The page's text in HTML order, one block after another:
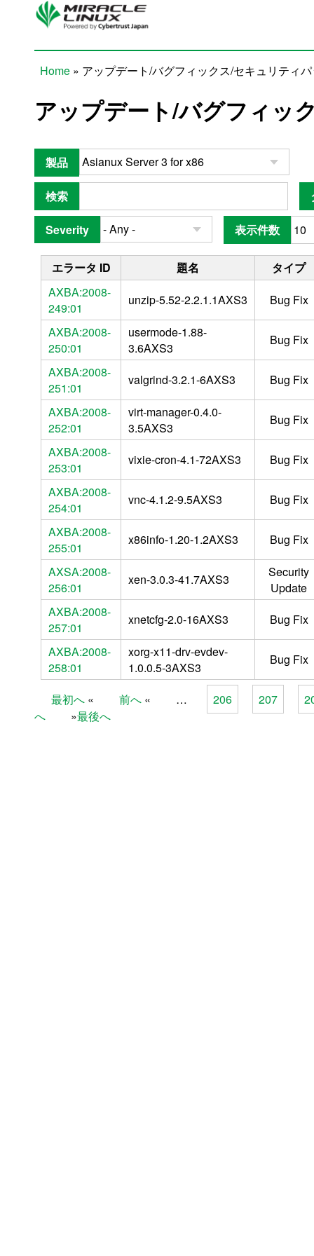
Skip to main content
Home » アップデート/バグフィックス/セキュリティ
アップデート/バグフィッ
製品
検索
Severity 表示件数
エラータ ID 題名
タイプ
AXBA:2008-
249:01
unzip-5.52-2.2.1.1AXS3
Bug Fix
AXBA:2008-
250:01
usermode-1.88-
3.6AXS3
Bug Fix
AXBA:2008-
251:01
valgrind-3.2.1-6AXS3
Bug Fix
AXBA:2008-
252:01
virt-manager-0.4.0-
3.5AXS3
Bug Fix
AXBA:2008-
253:01
vixie-cron-4.1-72AXS3
Bug Fix
AXBA:2008-
254:01
vnc-4.1.2-9.5AXS3
Bug Fix
AXBA:2008-
255:01
x86info-1.20-1.2AXS3
Bug Fix
AXSA:2008-
256:01
xen-3.0.3-41.7AXS3
Security
Update
AXBA:2008-
257:01
xnetcfg-2.0-16AXS3
Bug Fix
AXBA:2008-
258:01
xorg-x11-drv-evdev-
1.0.0.5-3AXS3
Bug Fix
Pages
最初へ 前へ … 206 207
へ
最後へ